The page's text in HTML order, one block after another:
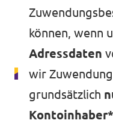
Volt in ganz
Volt ist in über 30
können, wenn
Adressdaten
wir
grundsätzlich